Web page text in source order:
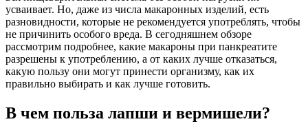
усваивает. Но, даже из числа макаронных изделий, есть
разновидности, которые не рекомендуется употреблять, чтобы
не причинить особого вреда. В сегодняшнем обзоре
рассмотрим подробнее, какие макароны при панкреатите
разрешены к употреблению, а от каких лучше отказаться,
какую пользу они могут принести организму, как их
правильно выбирать и как лучше готовить.
В чем польза лапши и вермишели?